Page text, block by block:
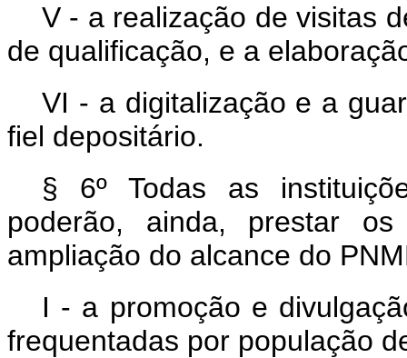
V - a realização de visitas
de qualificação, e a
VI - a digitalização e a
fiel depositário.
§ 6º Todas as
poderão, ainda, prestar
ampliação do alcance do
I - a promoção e
frequentadas por população